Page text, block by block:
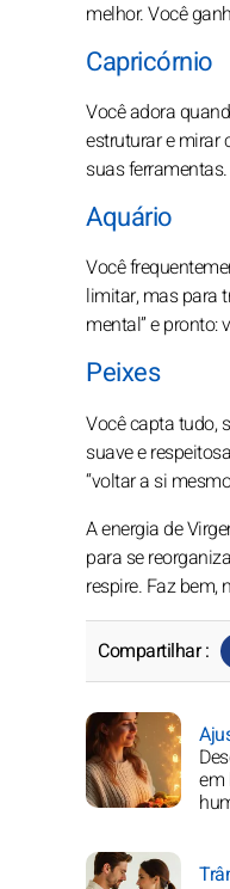
melhor. Você
Capricórnio
Você adora
estruturar e mirar
suas
Aquário
Você
limitar, mas para
mental” e pronto:
Peixes
Você capta tudo,
suave e
“voltar a si
A energia de
para se
respire. Faz bem,
Compartilhar :
em